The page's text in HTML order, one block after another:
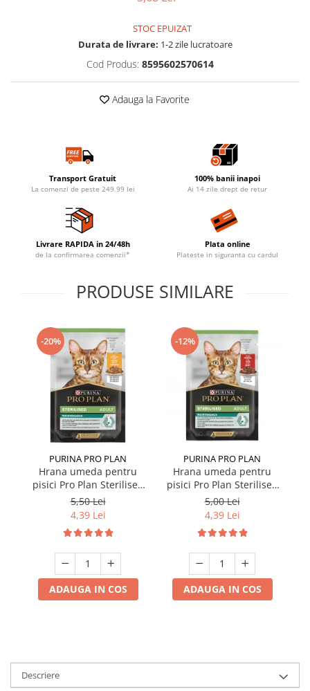
STOC EPUIZAT
Durata de livrare: 1-2 zile lucratoare
Cod Produs: 8595602570614
Adauga la Favorite
Transport Gratuit
La comenzi de peste 249.99 lei
100% banii inapoi
Ai 14 zile drept de retur
Livrare RAPIDA in 24/48h
de la confirmarea comenzii*
Plata online
Plateste in siguranta cu cardul
PRODUSE SIMILARE
-20%
PURINA PRO PLAN
Hrana umeda pentru
pisici Pro Plan Sterilised
Nutrisavour cu pui in sos
85 gr
5,50 Lei
4,39 Lei
ADAUGA IN COS
-12%
PURINA PRO PLAN
Hrana umeda pentru
pisici Pro Plan Sterilised
Nutrisavour cu vita 85 gr
5,00 Lei
4,39 Lei
ADAUGA IN COS
Descriere